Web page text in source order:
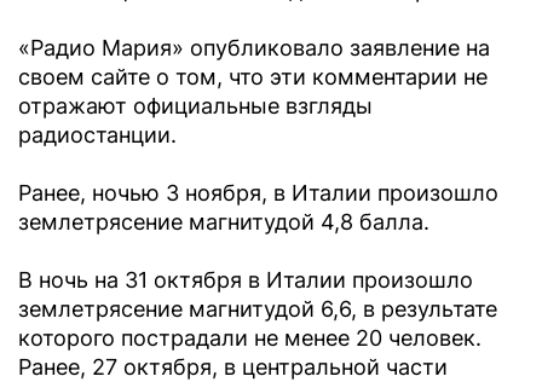
«Радио Мария» опубликовало заявление на
своем сайте о том, что эти комментарии не
отражают официальные взгляды
радиостанции.
Ранее, ночью 3 ноября, в Италии произошло
землетрясение магнитудой 4,8 балла.
В ночь на 31 октября в Италии произошло
землетрясение магнитудой 6,6, в результате
которого пострадали не менее 20 человек.
Ранее, 27 октября, в центральной части